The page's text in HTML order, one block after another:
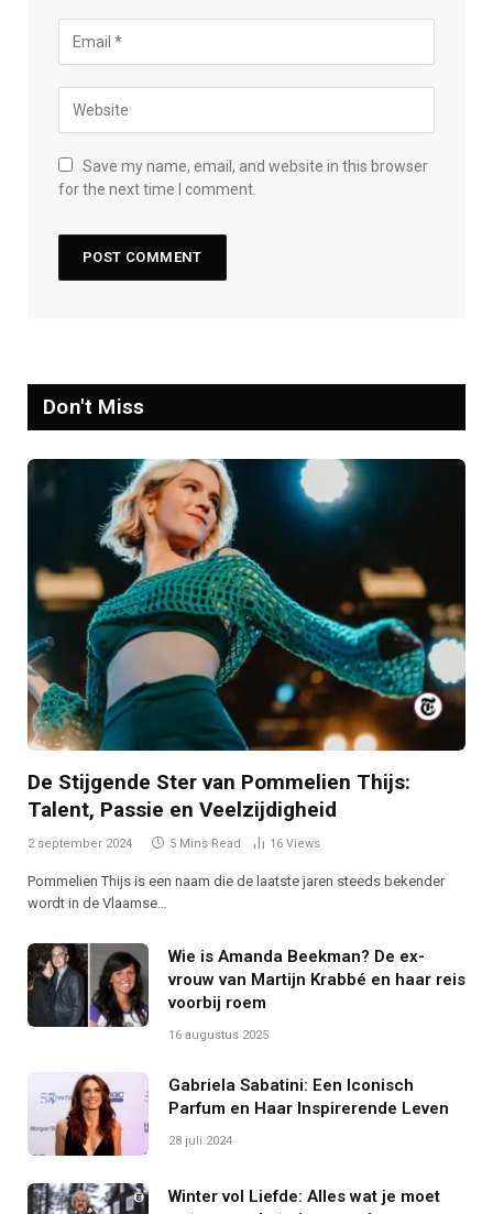
Save my name, email, and website in this browser
for the next time I comment.
Don't Miss
De Stijgende Ster van Pommelien Thijs:
Talent, Passie en Veelzijdigheid
2 september 2024 5 Mins Read 16 Views
Pommelien Thijs is een naam die de laatste jaren steeds bekender
wordt in de Vlaamse…
Wie is Amanda Beekman? De ex-
vrouw van Martijn Krabbé en haar reis
voorbij roem
16 augustus 2025
Gabriela Sabatini: Een Iconisch
Parfum en Haar Inspirerende Leven
28 juli 2024
Winter vol Liefde: Alles wat je moet